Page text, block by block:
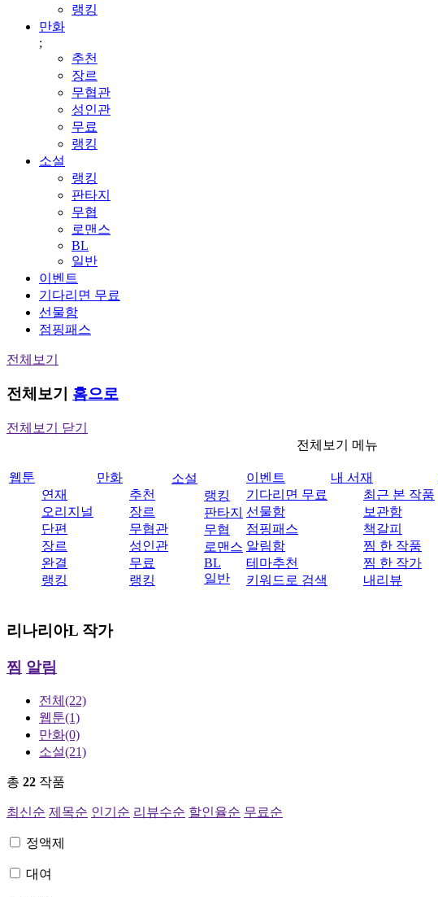
랭킹
만화
;
추천
장르
무협관
성인관
무료
랭킹
소설
랭킹
판타지
무협
로맨스
BL
일반
이벤트
기다리면 무료
선물함
점핑패스
전체보기
전체보기 홈으로
전체보기 닫기
전체보기 메뉴
웹툰
연재
오리지널
단편
장르
완결
랭킹
만화
추천
장르
무협관
성인관
무료
랭킹
소설
랭킹
판타지
무협
로맨스
BL
일반
이벤트
기다리면 무료
선물함
점핑패스
알림함
테마추천
키워드로 검색
내 서재
최근 본 작품
보관함
책갈피
찜 한 작품
찜 한 작가
내리뷰
리나리아L 작가
찜 알림
전체 (22)
웹툰(1)
만화(0)
소설(21)
총 22 작품
최신순 제목순 인기순 리뷰수순 할인율순 무료순
정액제
대여